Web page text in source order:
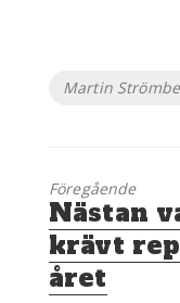
Etiketter
Martin
Föregående
Föregående
inlägg:
Nästan
krävt
året